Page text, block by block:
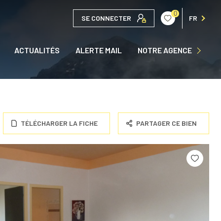
SE CONNECTER
0
FR
ACTUALITÉS ALERTE MAIL NOTRE AGENCE
QUI SOMMES NOUS ?
TÉLÉCHARGER LA FICHE PARTAGER CE BIEN